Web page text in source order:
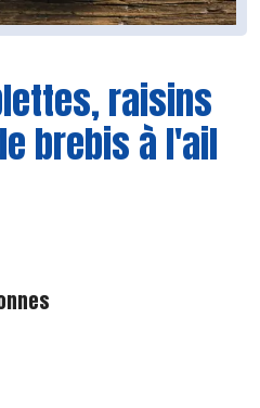
raisins
brebis à l'ail